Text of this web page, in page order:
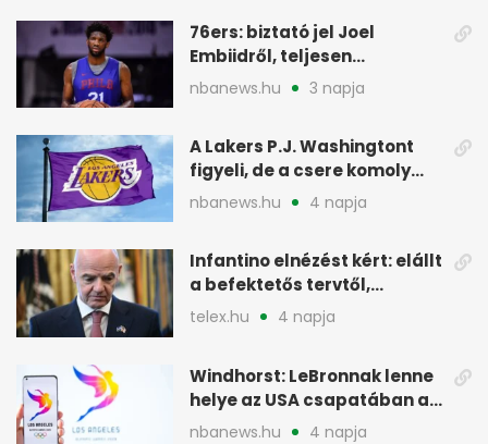
76ers: biztató jel Joel
Embiidről, teljesen
egészségesen készül
nbanews.hu 3 napja
A Lakers P.J. Washingtont
figyeli, de a csere komoly
akadályokba ütközhet
nbanews.hu 4 napja
Infantino elnézést kért: elállt
a befektetős tervtől,
maradhat FIFA-elnök
telex.hu 4 napja
Windhorst: LeBronnak lenne
helye az USA csapatában a
2028-as olimpián
nbanews.hu 4 napja